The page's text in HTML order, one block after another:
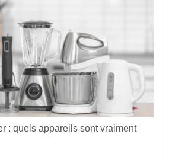
: quels appareils sont vraiment